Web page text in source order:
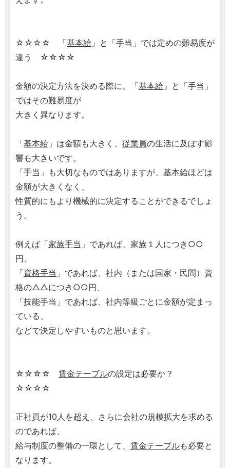
☆☆☆☆ 「基本給 」と「手当」では定めの難易度が
違う ☆☆☆☆
金額の決定方法を決める際に、「基本給 」と「手当」
ではその難易度が
大きく異なります。
「基本給 」は金額も大きく、 従業員の生活に及ぼす影
響も大きいです。
「手当」も大切なものではありますが、 基本給ほどは
金額が大きくなく、
性質的にもより機械的に決定することができるでしょ
う。
例えば「家族手当 」であれば、家族１人につき○○
円、
「資格手当 」であれば、社内（または国家・民間）資
格の△△につき○○円、
「技能手当」であれば、社内等級ごとに金額が定まっ
ている、
などで決定しやすいものと思います。
☆☆☆☆ 賃金テーブルの設定は必要か？
☆☆☆☆
正社員が10人を超え、さらに会社の規模拡大を求める
のであれば、
給与制度の整備の一環として、 賃金テーブルも必要と
なります。